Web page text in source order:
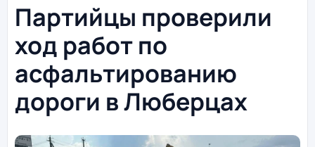
Партийцы проверили
ход работ по
асфальтированию
дороги в Люберцах